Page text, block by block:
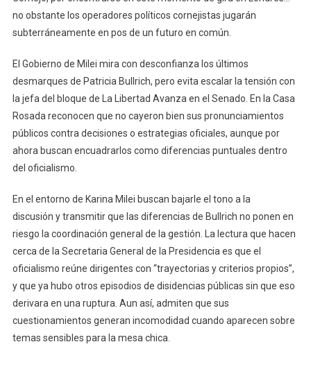
no obstante los operadores políticos cornejistas jugarán
subterráneamente en pos de un futuro en común.
El Gobierno de Milei mira con desconfianza los últimos
desmarques de Patricia Bullrich, pero evita escalar la tensión con
la jefa del bloque de La Libertad Avanza en el Senado. En la Casa
Rosada reconocen que no cayeron bien sus pronunciamientos
públicos contra decisiones o estrategias oficiales, aunque por
ahora buscan encuadrarlos como diferencias puntuales dentro
del oficialismo.
En el entorno de Karina Milei buscan bajarle el tono a la
discusión y transmitir que las diferencias de Bullrich no ponen en
riesgo la coordinación general de la gestión. La lectura que hacen
cerca de la Secretaria General de la Presidencia es que el
oficialismo reúne dirigentes con “trayectorias y criterios propios”,
y que ya hubo otros episodios de disidencias públicas sin que eso
derivara en una ruptura. Aun así, admiten que sus
cuestionamientos generan incomodidad cuando aparecen sobre
temas sensibles para la mesa chica.